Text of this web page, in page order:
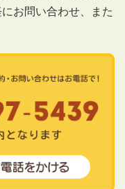
お問い合わせ、また